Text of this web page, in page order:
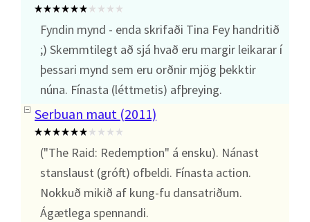
Fyndin mynd - enda skrifaði Tina Fey handritið
;) Skemmtilegt að sjá hvað eru margir leikarar í
þessari mynd sem eru orðnir mjög þekktir
núna. Fínasta (léttmetis) afþreying.
Serbuan maut (2011)
("The Raid: Redemption" á ensku). Nánast
stanslaust (gróft) ofbeldi. Fínasta action.
Nokkuð mikið af kung-fu dansatriðum.
Ágætlega spennandi.